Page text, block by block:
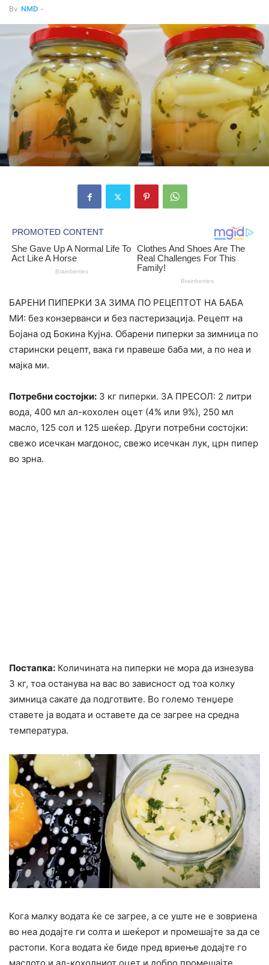
By NMD -
БАРЕНИ ПИПЕРКИ ЗА ЗИМА ПО РЕЦЕПТОТ НА БАБА
МИ: без конзерванси и без пастеризација. Рецепт на
Бојана од Бокина Кујна. Обарени пиперки за зимница по
старински рецепт, вака ги правеше баба ми, а по неа и
мајка ми.
Потребни состојки: 3 кг пиперки. ЗА ПРЕСОЛ: 2 литри
вода, 400 мл ал-кохолен оцет (4% или 9%), 250 мл
масло, 125 сол и 125 шеќер. Други потребни состојки:
свежо исечкан магдонос, свежо исечкан лук, црн пипер
во зрна.
Постапка: Количината на пиперки не мора да изнезува
3 кг, тоа останува на вас во зависност од тоа колку
зимница сакате да подготвите. Во големо тенџере
ставете ја водата и оставете да се загрее на средна
температура.
Кога малку водата ќе се загрее, а се уште не е зовриена
во неа додајте ги солта и шеќерот и промешајте за да се
растопи. Кога водата ќе биде пред вриење додајте го